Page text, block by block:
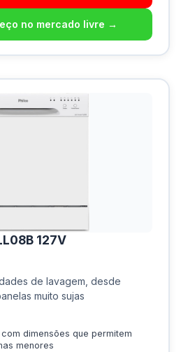
no mercado livre →
127V
de lavagem, desde
muito sujas
dimensões que permitem
menores